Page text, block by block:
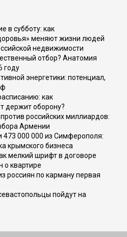
в субботу: как
меняют жизни людей
недвижимости
отбор? Анатомия
году
энергетики: потенциал,
как
держит оборону?
российских миллиардов:
Армении
473 000 000 из Симферополя:
крымского бизнеса
мелкий шрифт в договоре
о квартире
россиян по карману первая
пойдут на